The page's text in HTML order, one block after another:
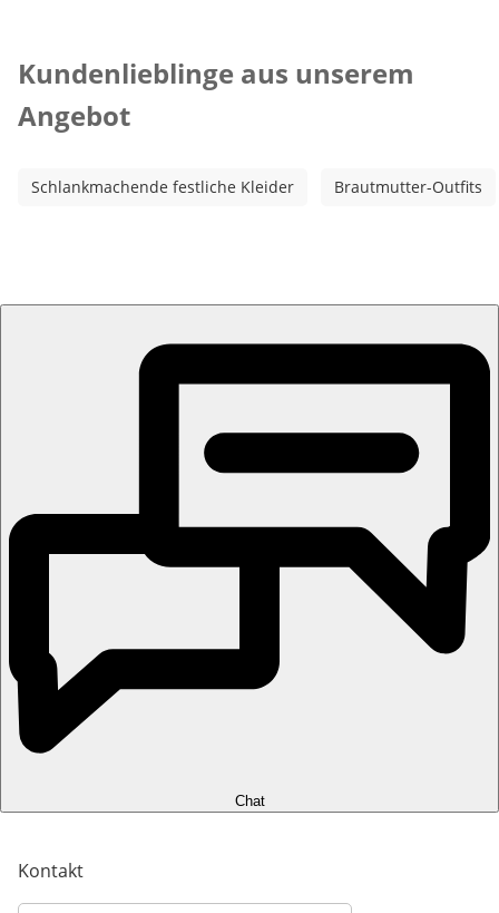
Kundenlieblinge aus unserem
Angebot
Schlankmachende festliche Kleider Brautmutter-Outfits
Chat
Kontakt